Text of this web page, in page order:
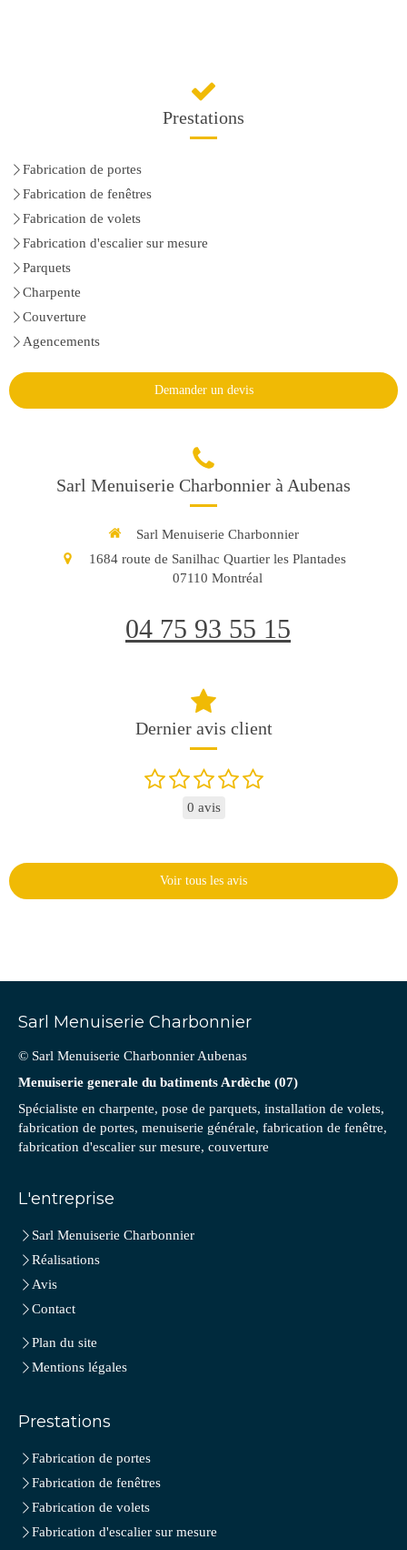
Prestations
Fabrication de portes
Fabrication de fenêtres
Fabrication de volets
Fabrication d'escalier sur mesure
Parquets
Charpente
Couverture
Agencements
Demander un devis
Sarl Menuiserie Charbonnier à Aubenas
Sarl Menuiserie Charbonnier
1684 route de Sanilhac Quartier les Plantades
07110 Montréal
04 75 93 55 15
Dernier avis client
0 avis
Voir tous les avis
Sarl Menuiserie Charbonnier
© Sarl Menuiserie Charbonnier Aubenas
Menuiserie generale du batiments Ardèche (07)
Spécialiste en charpente, pose de parquets, installation de volets,
fabrication de portes, menuiserie générale, fabrication de fenêtre,
fabrication d'escalier sur mesure, couverture
L'entreprise
Sarl Menuiserie Charbonnier
Réalisations
Avis
Contact
Plan du site
Mentions légales
Prestations
Fabrication de portes
Fabrication de fenêtres
Fabrication de volets
Fabrication d'escalier sur mesure